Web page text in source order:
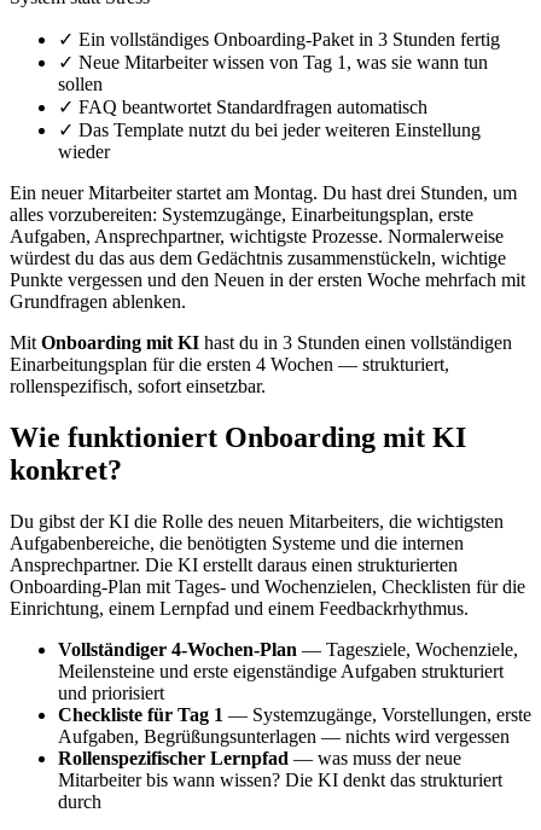
✓ Ein vollständiges Onboarding-Paket in 3 Stunden fertig
✓ Neue Mitarbeiter wissen von Tag 1, was sie wann tun
sollen
✓ FAQ beantwortet Standardfragen automatisch
✓ Das Template nutzt du bei jeder weiteren Einstellung
wieder
Ein neuer Mitarbeiter startet am Montag. Du hast drei Stunden, um
alles vorzubereiten: Systemzugänge, Einarbeitungsplan, erste
Aufgaben, Ansprechpartner, wichtigste Prozesse. Normalerweise
würdest du das aus dem Gedächtnis zusammenstückeln, wichtige
Punkte vergessen und den Neuen in der ersten Woche mehrfach mit
Grundfragen ablenken.
Mit Onboarding mit KI hast du in 3 Stunden einen vollständigen
Einarbeitungsplan für die ersten 4 Wochen — strukturiert,
rollenspezifisch, sofort einsetzbar.
Wie funktioniert Onboarding mit KI
konkret?
Du gibst der KI die Rolle des neuen Mitarbeiters, die wichtigsten
Aufgabenbereiche, die benötigten Systeme und die internen
Ansprechpartner. Die KI erstellt daraus einen strukturierten
Onboarding-Plan mit Tages- und Wochenzielen, Checklisten für die
Einrichtung, einem Lernpfad und einem Feedbackrhythmus.
Vollständiger 4-Wochen-Plan — Tagesziele, Wochenziele,
Meilensteine und erste eigenständige Aufgaben strukturiert
und priorisiert
Checkliste für Tag 1 — Systemzugänge, Vorstellungen, erste
Aufgaben, Begrüßungsunterlagen — nichts wird vergessen
Rollenspezifischer Lernpfad — was muss der neue
Mitarbeiter bis wann wissen? Die KI denkt das strukturiert
durch